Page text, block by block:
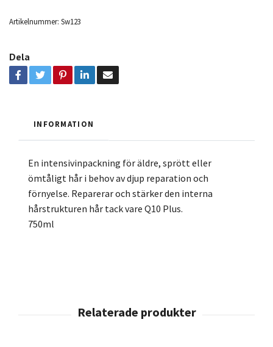
Artikelnummer: Sw123
Dela
INFORMATION
En intensivinpackning för äldre, sprött eller
ömtåligt hår i behov av djup reparation och
förnyelse. Reparerar och stärker den interna
hårstrukturen hår tack vare Q10 Plus.
750ml